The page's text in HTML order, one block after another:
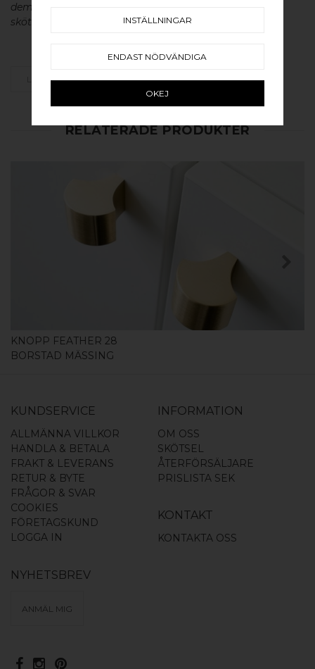
dem en väldigt lång livslängd och vacker patina. För
skötsel av våra produkter läs merhär
LÄGG SOM FAVORIT
RELATERADE PRODUKTER
KNOPP FEATHER 28
BORSTAD MÄSSING
KUNDSERVICE
ALLMÄNNA VILLKOR
HANDLA & BETALA
FRAKT & LEVERANS
RETUR & BYTE
FRÅGOR & SVAR
COOKIES
FÖRETAGSKUND
LOGGA IN
INFORMATION
OM OSS
SKÖTSEL
ÅTERFÖRSÄLJARE
PRISLISTA SEK
KONTAKT
KONTAKTA OSS
NYHETSBREV
ANMÄL MIG
INSTÄLLNINGAR
ENDAST NÖDVÄNDIGA
OKEJ